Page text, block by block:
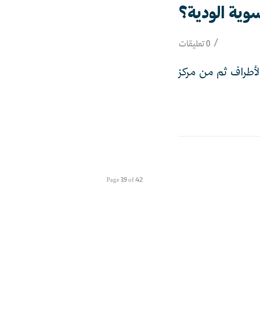
الودية؟
/ 0 تعليقات
ثم من مركز
Page 39 of 42